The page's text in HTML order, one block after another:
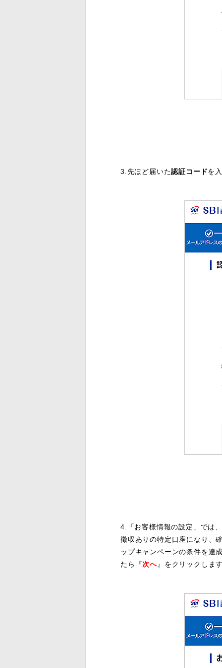
3.先ほど届いた認証コードを
4.「お客様情報の設定」では
徴収ありの特定口座になり、
ップキャンペーンの条件を達
たら『次へ』をクリックしま